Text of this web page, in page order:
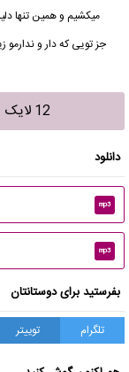
میکشیم و همین تنها
جز تویی که دار و
12 لایک
دانلود
mp3
mp3
بفرستید برای دوستانتان
تلگرام توییتر